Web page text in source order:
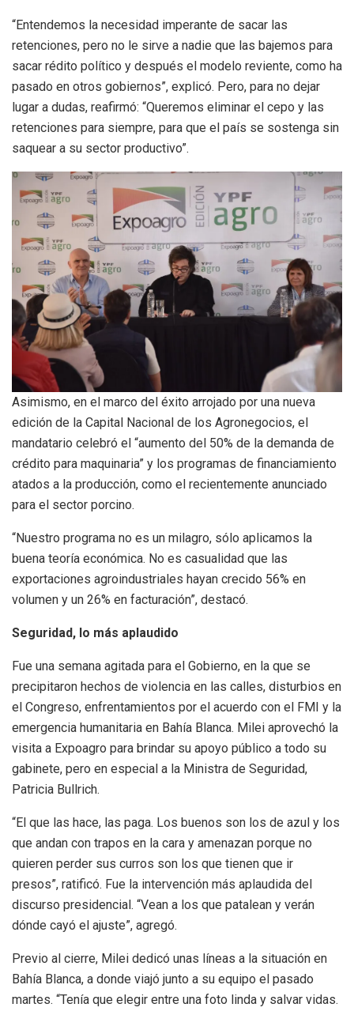
“Entendemos la necesidad imperante de sacar las
retenciones, pero no le sirve a nadie que las bajemos para
sacar rédito político y después el modelo reviente, como ha
pasado en otros gobiernos”, explicó. Pero, para no dejar
lugar a dudas, reafirmó: “Queremos eliminar el cepo y las
retenciones para siempre, para que el país se sostenga sin
saquear a su sector productivo”.
Asimismo, en el marco del éxito arrojado por una nueva
edición de la Capital Nacional de los Agronegocios, el
mandatario celebró el “aumento del 50% de la demanda de
crédito para maquinaria” y los programas de financiamiento
atados a la producción, como el recientemente anunciado
para el sector porcino.
“Nuestro programa no es un milagro, sólo aplicamos la
buena teoría económica. No es casualidad que las
exportaciones agroindustriales hayan crecido 56% en
volumen y un 26% en facturación”, destacó.
Seguridad, lo más aplaudido
Fue una semana agitada para el Gobierno, en la que se
precipitaron hechos de violencia en las calles, disturbios en
el Congreso, enfrentamientos por el acuerdo con el FMI y la
emergencia humanitaria en Bahía Blanca. Milei aprovechó la
visita a Expoagro para brindar su apoyo público a todo su
gabinete, pero en especial a la Ministra de Seguridad,
Patricia Bullrich.
“El que las hace, las paga. Los buenos son los de azul y los
que andan con trapos en la cara y amenazan porque no
quieren perder sus curros son los que tienen que ir
presos”, ratificó. Fue la intervención más aplaudida del
discurso presidencial. “Vean a los que patalean y verán
dónde cayó el ajuste”, agregó.
Previo al cierre, Milei dedicó unas líneas a la situación en
Bahía Blanca, a donde viajó junto a su equipo el pasado
martes. “Tenía que elegir entre una foto linda y salvar vidas.